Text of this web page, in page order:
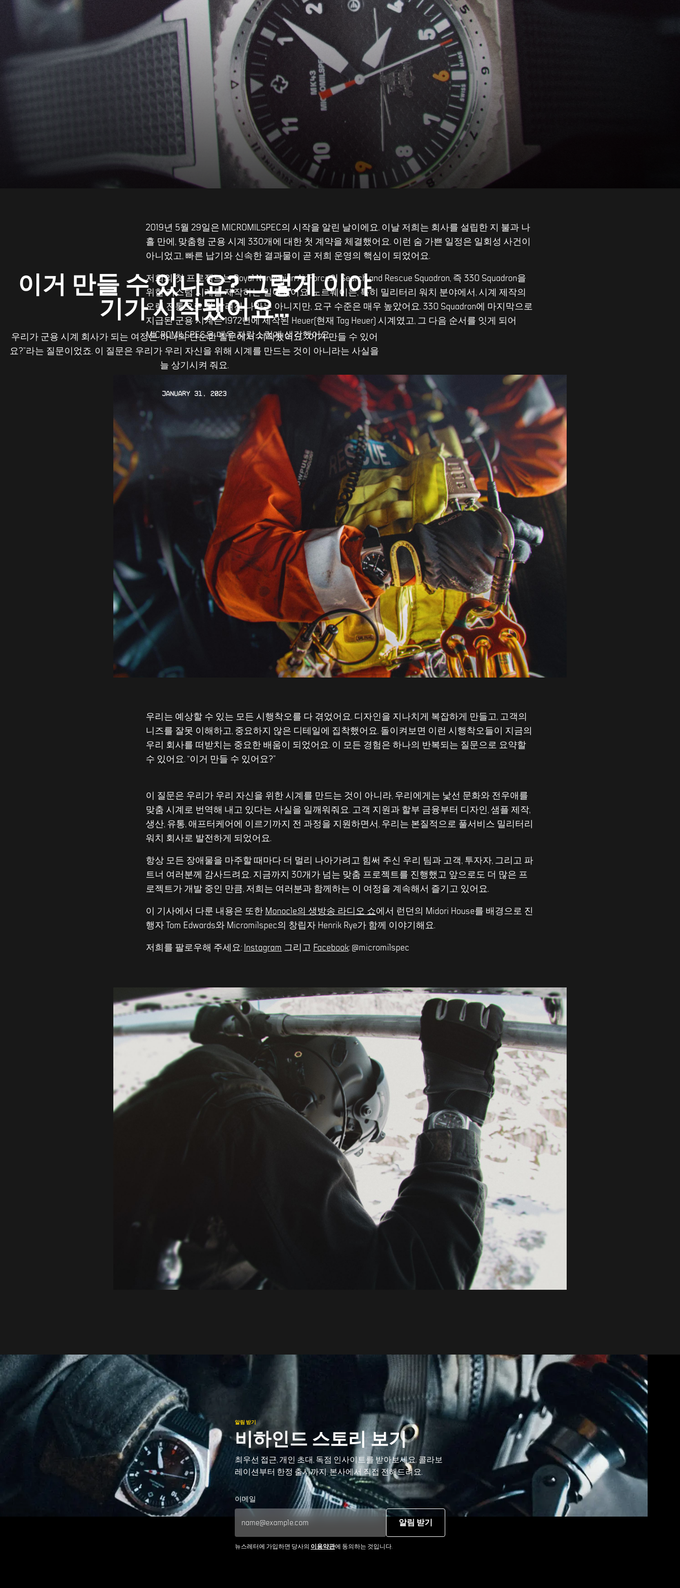
이거 만들 수 있나요? 그렇게 이야
기가 시작됐어요...
우리가 군용 시계 회사가 되는 여정은 하나의 단순한 질문에서 시작됐어요. “이거 만들 수 있어
요?”라는 질문이었죠. 이 질문은 우리가 우리 자신을 위해 시계를 만드는 것이 아니라는 사실을
늘 상기시켜 줘요.
January 31, 2023
2019년 5월 29일은 MICROMILSPEC의 시작을 알린 날이에요. 이날 저희는 회사를 설립한 지 불과 나
흘 만에, 맞춤형 군용 시계 330개에 대한 첫 계약을 체결했어요. 이런 숨 가쁜 일정은 일회성 사건이
아니었고, 빠른 납기와 신속한 결과물이 곧 저희 운영의 핵심이 되었어요.
저희의 첫 프로젝트는 Royal Norwegian Air Force의 Search and Rescue Squadron, 즉 330 Squadron을
위한 커스텀 시계를 제작하는 일이었어요. 노르웨이는, 특히 밀리터리 워치 분야에서, 시계 제작의
오랜 전통으로 잘 알려진 나라는 아니지만, 요구 수준은 매우 높았어요. 330 Squadron에 마지막으로
지급된 군용 시계는 1972년에 제작된 Heuer(현재 Tag Heuer) 시계였고, 그 다음 순서를 잇게 되어
MICROMILSPEC은 매우 자랑스럽게 생각했어요.
우리는 예상할 수 있는 모든 시행착오를 다 겪었어요. 디자인을 지나치게 복잡하게 만들고, 고객의
니즈를 잘못 이해하고, 중요하지 않은 디테일에 집착했어요. 돌이켜보면 이런 시행착오들이 지금의
우리 회사를 떠받치는 중요한 배움이 되었어요. 이 모든 경험은 하나의 반복되는 질문으로 요약할
수 있어요. “이거 만들 수 있어요?”
이 질문은 우리가 우리 자신을 위한 시계를 만드는 것이 아니라, 우리에게는 낯선 문화와 전우애를
맞춤 시계로 번역해 내고 있다는 사실을 일깨워줘요. 고객 지원과 할부 금융부터 디자인, 샘플 제작,
생산, 유통, 애프터케어에 이르기까지 전 과정을 지원하면서, 우리는 본질적으로 풀서비스 밀리터리
워치 회사로 발전하게 되었어요.
항상 모든 장애물을 마주할 때마다 더 멀리 나아가려고 힘써 주신 우리 팀과 고객, 투자자, 그리고 파
트너 여러분께 감사드려요. 지금까지 30개가 넘는 맞춤 프로젝트를 진행했고 앞으로도 더 많은 프
로젝트가 개발 중인 만큼, 저희는 여러분과 함께하는 이 여정을 계속해서 즐기고 있어요.
이 기사에서 다룬 내용은 또한 Monocle의 생방송 라디오 쇼에서 런던의 Midori House를 배경으로 진
행자 Tom Edwards와 Micromilspec의 창립자 Henrik Rye가 함께 이야기해요.
저희를 팔로우해 주세요: Instagram 그리고 Facebook: @micromilspec
알림 받기
비하인드 스토리 보기
최우선 접근, 개인 초대, 독점 인사이트를 받아보세요. 콜라보
레이션부터 한정 출시까지. 본사에서 직접 전해드려요.
이메일
알림 받기
뉴스레터에 가입하면 당사의 이용약관에 동의하는 것입니다.